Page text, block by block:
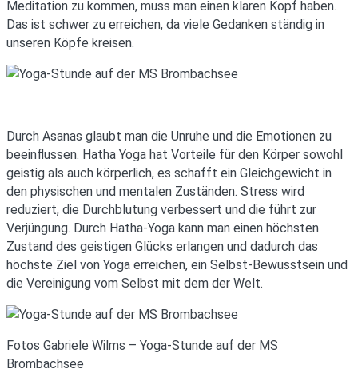
Meditation zu kommen, muss man einen klaren Kopf haben.
Das ist schwer zu erreichen, da viele Gedanken ständig in
unseren Köpfe kreisen.
Durch Asanas glaubt man die Unruhe und die Emotionen zu
beeinflussen. Hatha Yoga hat Vorteile für den Körper sowohl
geistig als auch körperlich, es schafft ein Gleichgewicht in
den physischen und mentalen Zuständen. Stress wird
reduziert, die Durchblutung verbessert und die führt zur
Verjüngung. Durch Hatha-Yoga kann man einen höchsten
Zustand des geistigen Glücks erlangen und dadurch das
höchste Ziel von Yoga erreichen, ein Selbst-Bewusstsein und
die Vereinigung vom Selbst mit dem der Welt.
Fotos Gabriele Wilms – Yoga-Stunde auf der MS
Brombachsee